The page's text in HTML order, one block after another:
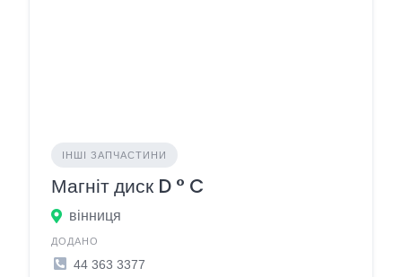
ІНШІ ЗАПЧАСТИНИ
Магніт диск D ° C
вінниця
ДОДАНО
44 363 3377